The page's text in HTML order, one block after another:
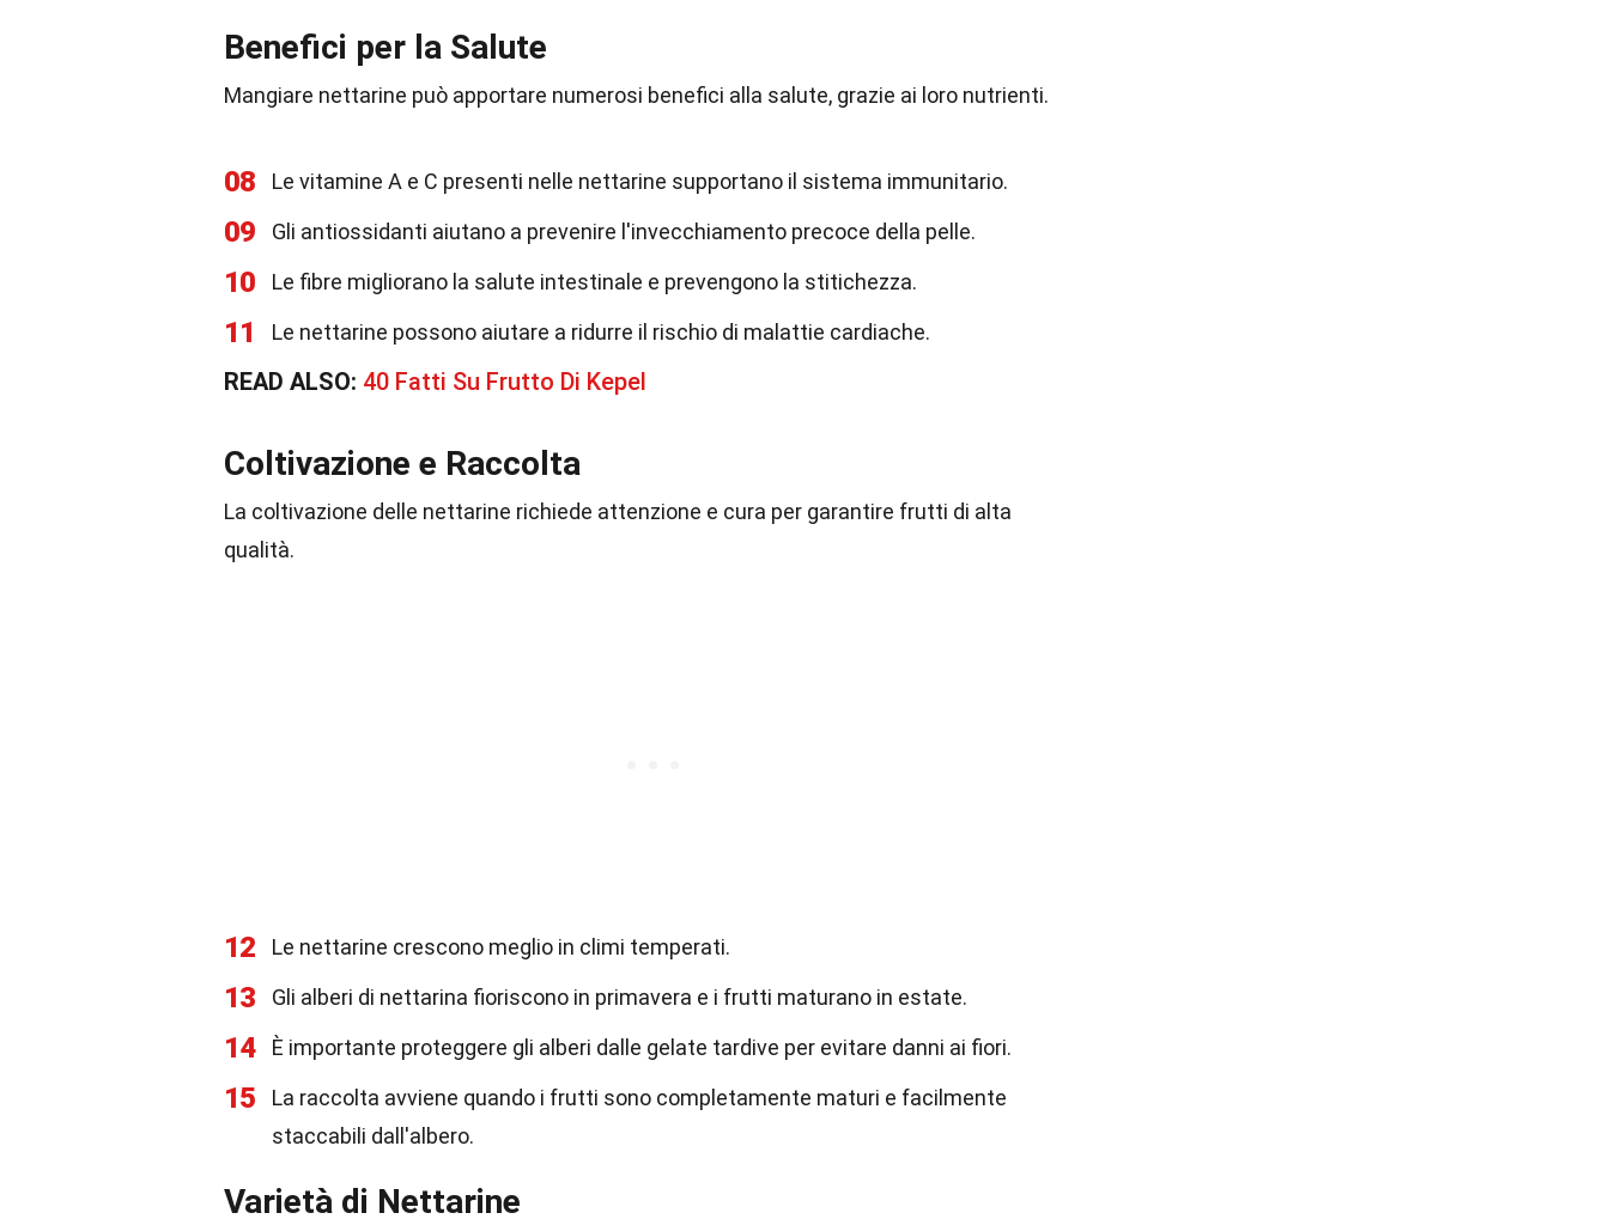
Benefici per la Salute
Mangiare nettarine può apportare numerosi benefici alla salute, grazie ai loro nutrienti.
08 Le vitamine A e C presenti nelle nettarine supportano il sistema immunitario.
09 Gli antiossidanti aiutano a prevenire l'invecchiamento precoce della pelle.
10 Le fibre migliorano la salute intestinale e prevengono la stitichezza.
11 Le nettarine possono aiutare a ridurre il rischio di malattie cardiache.
READ ALSO: 40 Fatti Su Frutto Di Kepel
Coltivazione e Raccolta
La coltivazione delle nettarine richiede attenzione e cura per garantire frutti di alta
qualità.
12 Le nettarine crescono meglio in climi temperati.
13 Gli alberi di nettarina fioriscono in primavera e i frutti maturano in estate.
14 È importante proteggere gli alberi dalle gelate tardive per evitare danni ai fiori.
15
La raccolta avviene quando i frutti sono completamente maturi e facilmente
staccabili dall'albero.
Varietà di Nettarine